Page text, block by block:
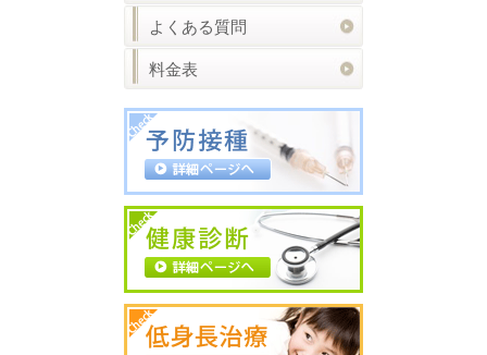
よくある質問
料金表